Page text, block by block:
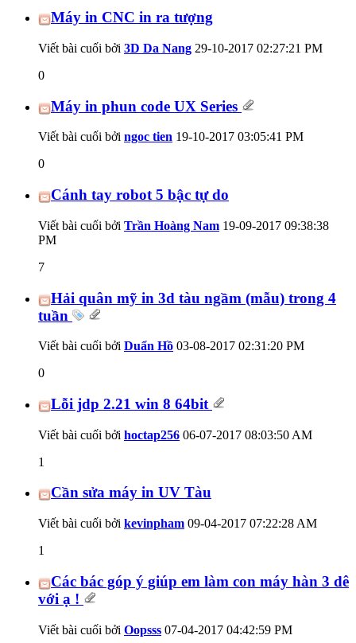
Máy in CNC in ra tượng
Viết bài cuối bởi 3D Da Nang 29-10-2017 02:27:21 PM
0
Máy in phun code UX Series
Viết bài cuối bởi ngoc tien 19-10-2017 03:05:41 PM
0
Cánh tay robot 5 bậc tự do
Viết bài cuối bởi Trần Hoàng Nam 19-09-2017 09:38:38
PM
7
Hải quân mỹ in 3d tàu ngầm (mẫu) trong 4
tuần
Viết bài cuối bởi Duẩn Hồ 03-08-2017 02:31:20 PM
0
Lỗi jdp 2.21 win 8 64bit
Viết bài cuối bởi hoctap256 06-07-2017 08:03:50 AM
1
Cần sửa máy in UV Tàu
Viết bài cuối bởi kevinpham 09-04-2017 07:22:28 AM
1
Các bác góp ý giúp em làm con máy hàn 3 dê
với ạ !
Viết bài cuối bởi Oopsss 07-04-2017 04:42:59 PM